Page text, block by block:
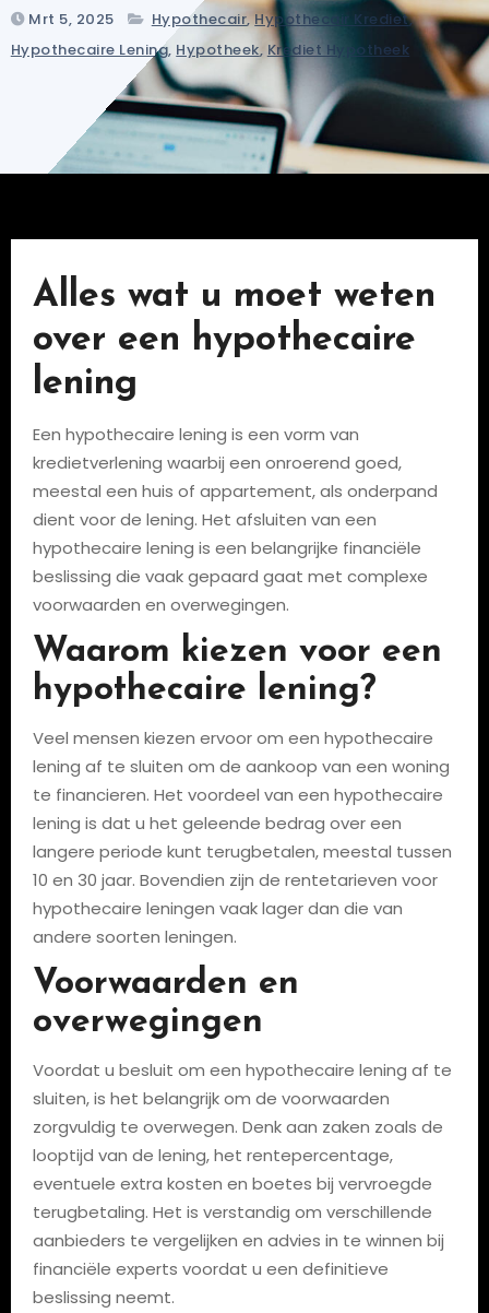
Mrt 5, 2025 Hypothecair,Hypothecair Krediet,
Hypothecaire Lening, Hypotheek, Krediet Hypotheek
Alles wat u moet weten
over een hypothecaire
lening
Een hypothecaire lening is een vorm van
kredietverlening waarbij een onroerend goed,
meestal een huis of appartement, als onderpand
dient voor de lening. Het afsluiten van een
hypothecaire lening is een belangrijke financiële
beslissing die vaak gepaard gaat met complexe
voorwaarden en overwegingen.
Waarom kiezen voor een
hypothecaire lening?
Veel mensen kiezen ervoor om een hypothecaire
lening af te sluiten om de aankoop van een woning
te financieren. Het voordeel van een hypothecaire
lening is dat u het geleende bedrag over een
langere periode kunt terugbetalen, meestal tussen
10 en 30 jaar. Bovendien zijn de rentetarieven voor
hypothecaire leningen vaak lager dan die van
andere soorten leningen.
Voorwaarden en
overwegingen
Voordat u besluit om een hypothecaire lening af te
sluiten, is het belangrijk om de voorwaarden
zorgvuldig te overwegen. Denk aan zaken zoals de
looptijd van de lening, het rentepercentage,
eventuele extra kosten en boetes bij vervroegde
terugbetaling. Het is verstandig om verschillende
aanbieders te vergelijken en advies in te winnen bij
financiële experts voordat u een definitieve
beslissing neemt.